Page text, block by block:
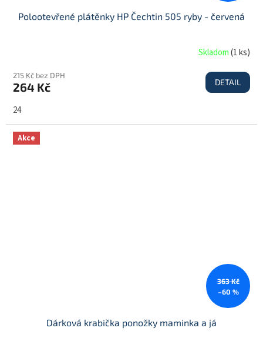
Polootevřené plátěnky HP Čechtin 505 ryby - červená
Skladom(1 ks)
215 Kč bez DPH
264 Kč DETAIL
24
Akce
363 Kč
–60 %
Dárková krabička ponožky maminka a já